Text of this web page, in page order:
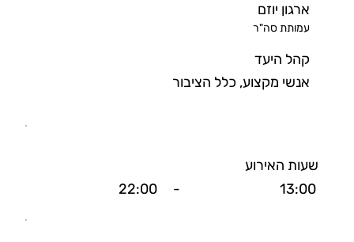
ארגון יוזם
עמותת סה"ר
קהל היעד
אנשי מקצוע, כלל הציבור
שעות האירוע
13:00
-
22:00